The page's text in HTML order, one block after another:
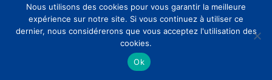
Nous utilisons des cookies pour vous garantir la meilleure
expérience sur notre site. Si vous continuez à utiliser ce
dernier, nous considérerons que vous acceptez l'utilisation des
cookies.
Ok